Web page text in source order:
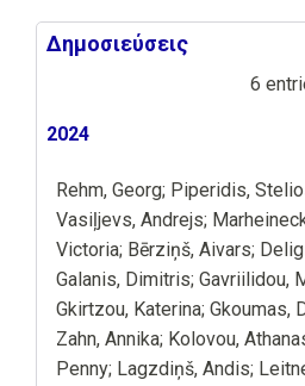
Δημοσιεύσεις
6
2024
Rehm, Georg; Piperidis,
Vasiļjevs, Andrejs;
Victoria; Bērziņš, Aivars;
Galanis, Dimitris; Gavriilidou,
Gkirtzou, Katerina; Gkoumas,
Zahn, Annika; Kolovou,
Penny; Lagzdiņš, Andis;